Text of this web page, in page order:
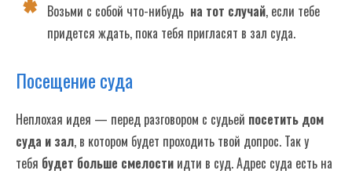
Возьми с собой что-нибудь на тот случай, если тебе
придется ждать, пока тебя пригласят в зал суда.
Посещение суда
Неплохая идея — перед разговором с судьей посетить дом
суда и зал, в котором будет проходить твой допрос. Так у
тебя будет больше смелости идти в суд. Адрес суда есть на